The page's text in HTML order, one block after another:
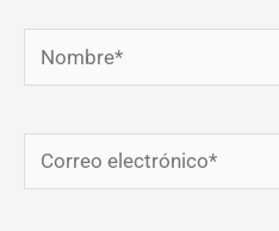
Nombre*
Correo
electrónico*